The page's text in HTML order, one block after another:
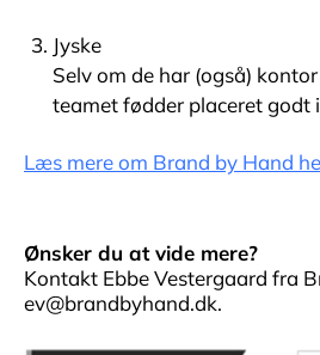
Jyske
Selv om de har (også)
teamet fødder placeret godt
Læs mere om Brand by Hand
Ønsker du at vide mere?
Kontakt Ebbe Vestergaard fra
ev@brandbyhand.dk.